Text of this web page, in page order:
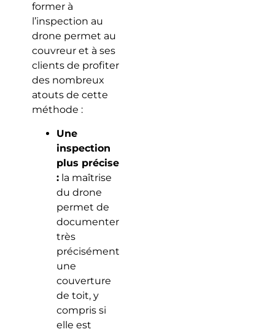
former à
l’inspection au
drone permet au
couvreur et à ses
clients de profiter
des nombreux
atouts de cette
méthode :
Une
inspection
plus précise
:la maîtrise
du drone
permet de
documenter
très
précisément
une
couverture
de toit, y
compris si
elle est